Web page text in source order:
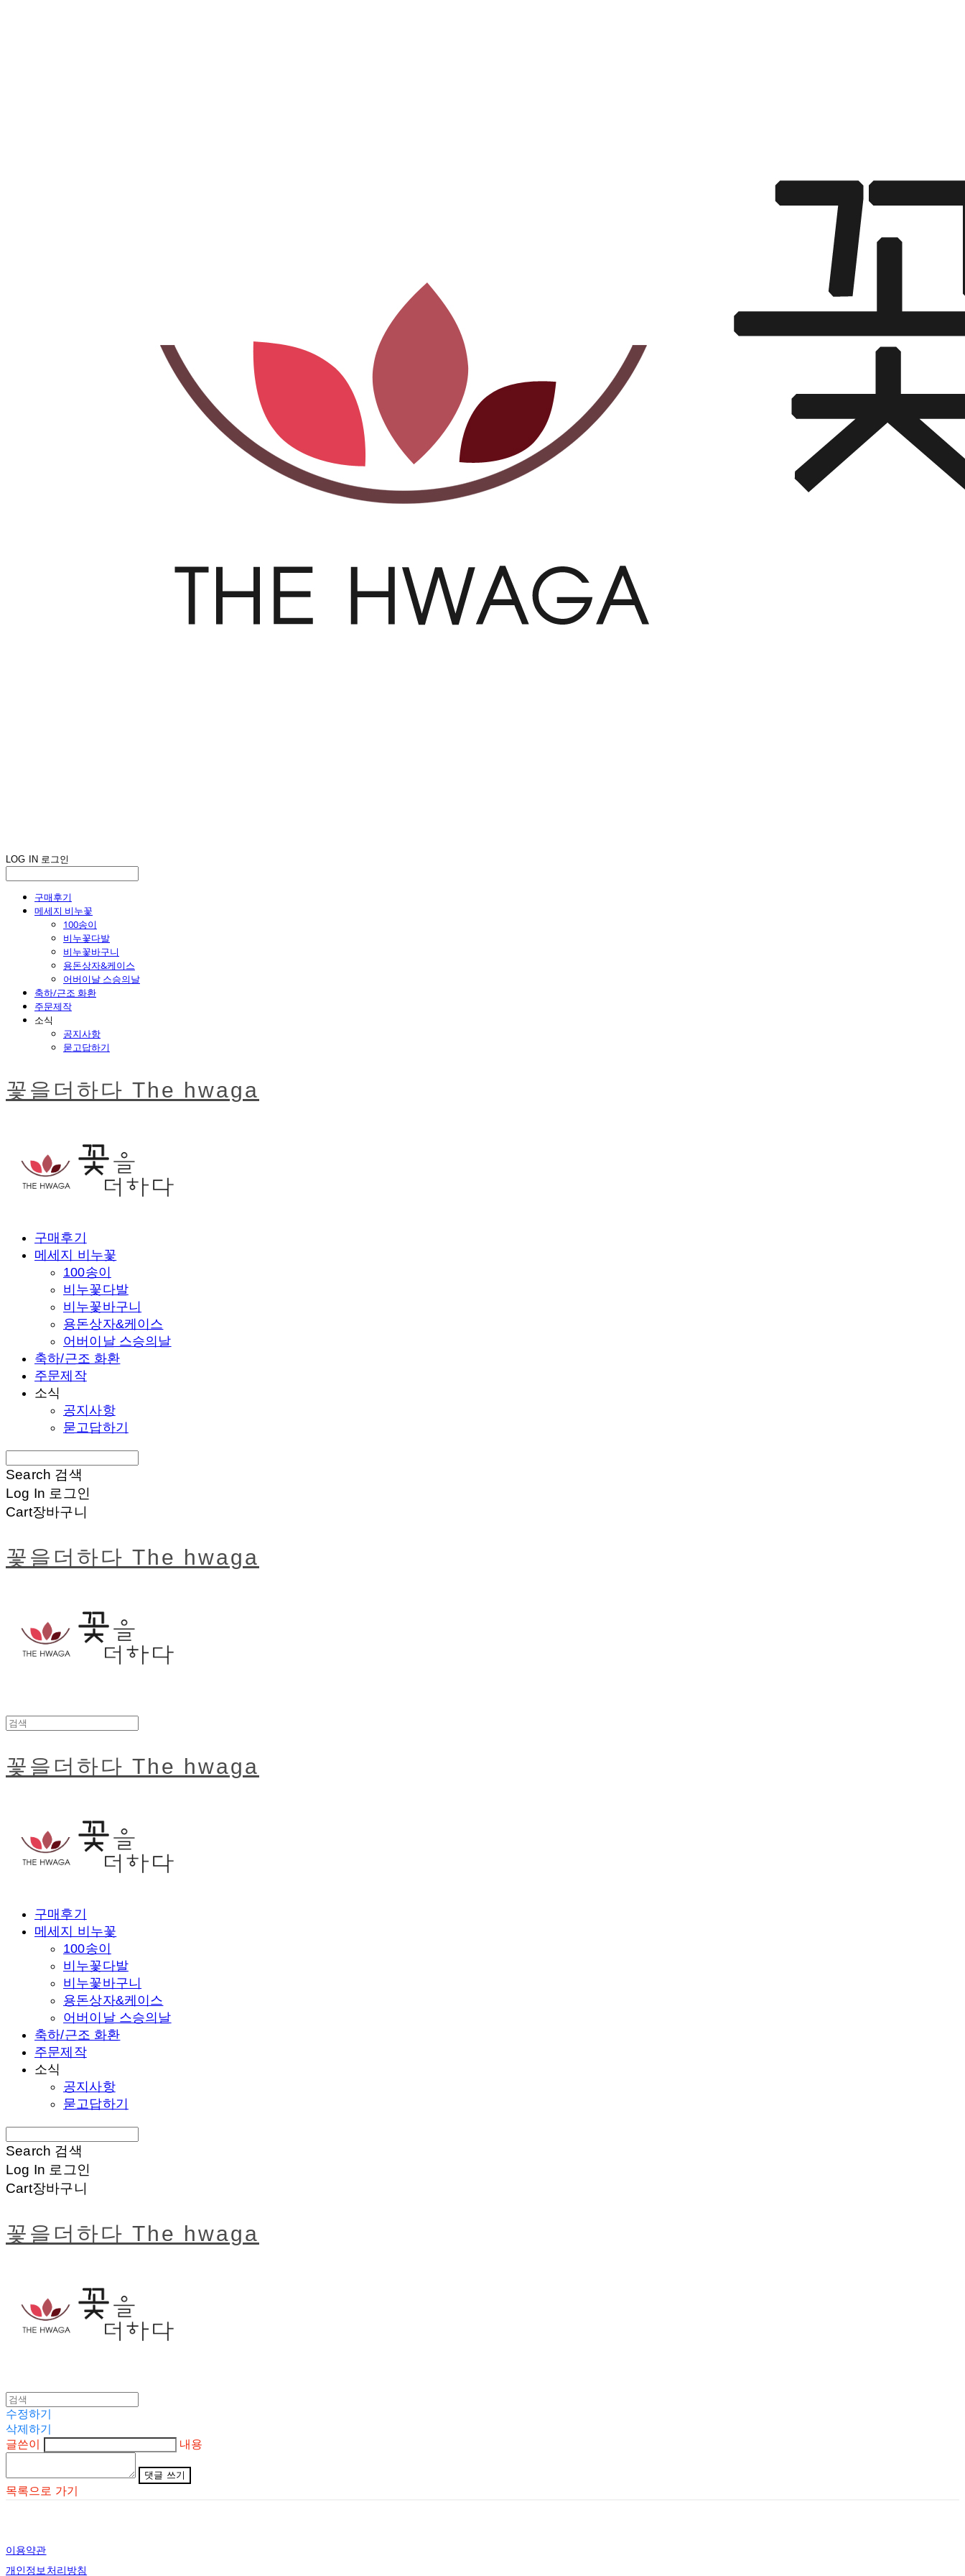
LOG IN 로그인
구매후기
메세지 비누꽃
100송이
비누꽃다발
비누꽃바구니
용돈상자&케이스
어버이날 스승의날
축하/근조 화환
주문제작
소식
공지사항
묻고답하기
꽃을더하다 The hwaga
구매후기
메세지 비누꽃
100송이
비누꽃다발
비누꽃바구니
용돈상자&케이스
어버이날 스승의날
축하/근조 화환
주문제작
소식
공지사항
묻고답하기
Search 검색
Log In 로그인
Cart장바구니
꽃을더하다 The hwaga
꽃을더하다 The hwaga
구매후기
메세지 비누꽃
100송이
비누꽃다발
비누꽃바구니
용돈상자&케이스
어버이날 스승의날
축하/근조 화환
주문제작
소식
공지사항
묻고답하기
Search 검색
Log In 로그인
Cart장바구니
꽃을더하다 The hwaga
수정하기
삭제하기
글쓴이
내용
댓글 쓰기
목록으로 가기
이용약관
개인정보처리방침